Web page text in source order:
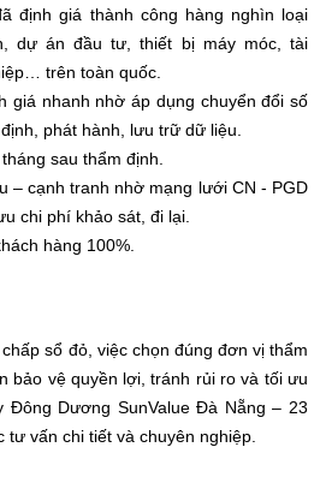
định giá thành công hàng nghìn loại
dự án đầu tư, thiết bị máy móc, tài
trên toàn quốc.
giá nhanh nhờ áp dụng chuyển đổi số
phát hành, lưu trữ dữ liệu.
sau thẩm định.
– cạnh tranh nhờ mạng lưới CN - PGD
chi phí khảo sát, đi lại.
hàng 100%.
sổ đỏ, việc chọn đúng đơn vị thẩm
bảo vệ quyền lợi, tránh rủi ro và tối ưu
Đông Dương SunValue Đà Nẵng – 23
vấn chi tiết và chuyên nghiệp.